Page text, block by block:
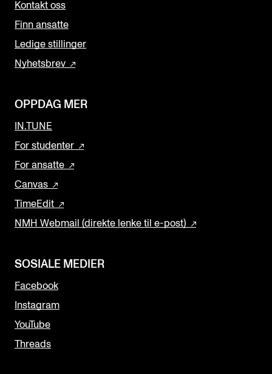
Kontakt oss
Finn ansatte
Ledige stillinger
Nyhetsbrev
OPPDAG MER
IN.TUNE
For studenter
For ansatte
Canvas
TimeEdit
NMH Webmail (direkte lenke til e-post)
SOSIALE MEDIER
Facebook
Instagram
YouTube
Threads